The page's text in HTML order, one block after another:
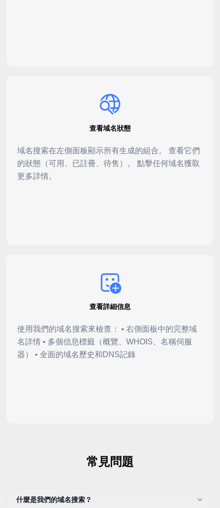
查看域名狀態
域名搜索在左側面板顯示所有生成的組合。 查看它們
的狀態（可用、已註冊、待售）。 點擊任何域名獲取
更多詳情。
查看詳細信息
使用我們的域名搜索來檢查： • 右側面板中的完整域
名詳情 • 多個信息標籤（概覽、WHOIS、名稱伺服
器） • 全面的域名歷史和DNS記錄
常見問題
什麼是我們的域名搜索？